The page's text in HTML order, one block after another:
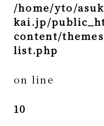
/home/yto/
kai.jp/
content/
list.php
on line
10